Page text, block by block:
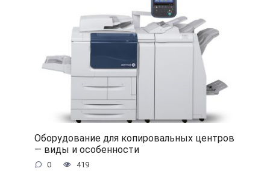
Оборудование для копировальных центров
— виды и особенности
0 419